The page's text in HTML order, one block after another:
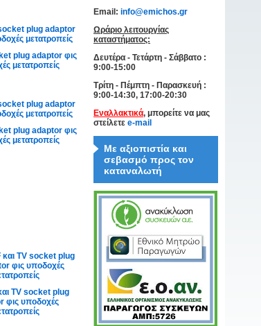
plug adaptor φις
μετατροπείς
plug adaptor φις
μετατροπείς
TV socket plug
φις υποδοχές
Email: info@emichos.gr
Ωράριο λειτουργίας
καταστήματος:
Δευτέρα - Τετάρτη - Σάββατο :
9:00-15:00
Τρίτη - Πέμπτη - Παρασκευή :
9:00-14:30, 17:00-20:30
Εναλλακτικά, μπορείτε να μας
στείλετε e-mail
Με αξιοπιστία και
σεβασμό προς τον
καταναλωτή